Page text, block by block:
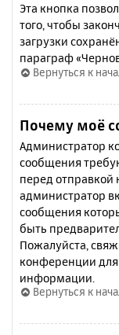
Эта кнопка
того, чтобы
загрузки
параграф
Вернуться к
Почему моё
Администратор
сообщения
перед
администратор
сообщения
быть
Пожалуйста,
конференции
информации.
Вернуться к